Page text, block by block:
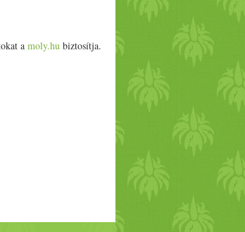
a moly.hubiztosítja.